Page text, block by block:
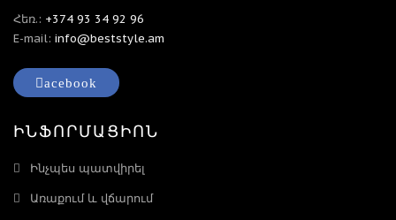
Հեռ.: +374 93 34 92 96
E-mail: info@beststyle.am
acebook
ԻՆՖՈՐՄԱՑԻՈՆ
Ինչպես պատվիրել
Առաքում և վճարում